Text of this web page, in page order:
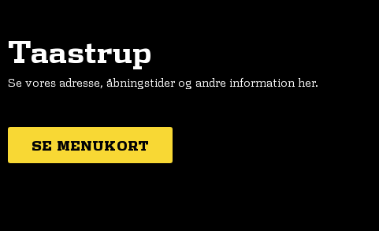
Taastrup
Se vores adresse, åbningstider og andre information her.
SE MENUKORT